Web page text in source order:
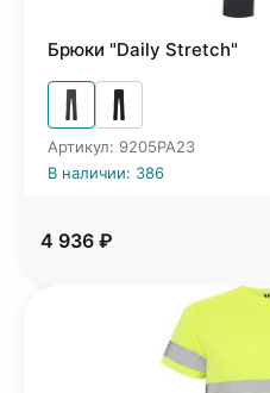
Брюки "Daily Stretch"
Артикул: 9205PA23
В наличии: 386
4 936 ₽